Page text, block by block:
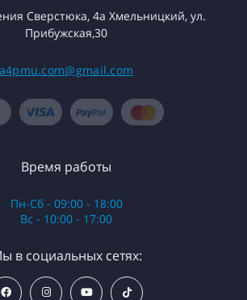
Сверстюка, 4а Хмельницкий, ул.
Прибужская,30
a4pmu.com@gmail.com
Время работы
Пн-Сб - 09:00 - 18:00
Вс - 10:00 - 17:00
в социальных сетях: